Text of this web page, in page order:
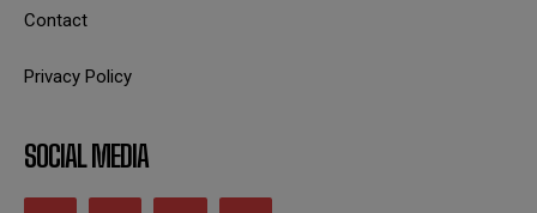
Contact
Privacy Policy
SOCIAL MEDIA